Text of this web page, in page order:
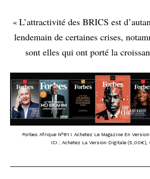
« L’attractivité des BRICS est
lendemain de certaines crises,
sont elles qui ont porté la
Forbes Afrique N°81 I Achetez Le Magazine En
ICI ; Achetez La Version Digitale (5,00€),